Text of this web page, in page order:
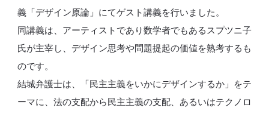
義「デザイン原論」にてゲスト講義を行いました。
同講義は、アーティストであり数学者でもあるスプツニ子
氏が主宰し、デザイン思考や問題提起の価値を熟考するも
のです。
結城弁護士は、「民主主義をいかにデザインするか」をテ
ーマに、法の支配から民主主義の支配、あるいはテクノロ